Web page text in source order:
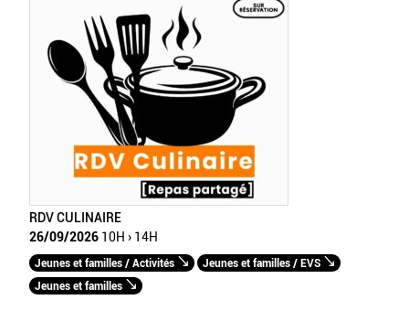
RDV CULINAIRE
26/09/2026 10H › 14H
Jeunes et familles / Activités
Jeunes et familles / EVS
Jeunes et familles